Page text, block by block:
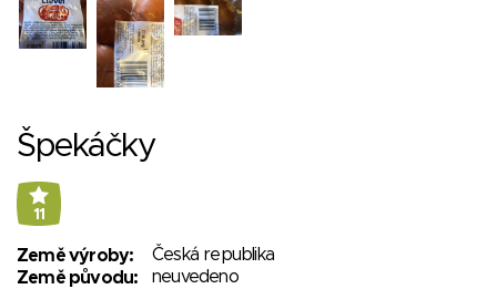
Špekáčky
11
Země výroby:
Česká republika
Země původu:
neuvedeno